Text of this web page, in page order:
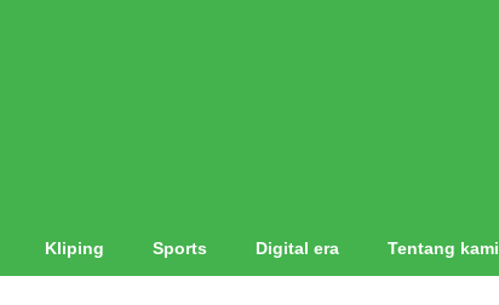
Kliping Sports Digital era Tentang kami